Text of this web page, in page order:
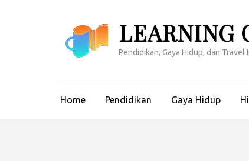
LEARNING
Pendidikan, Gaya Hidup, dan Travel
Home Pendidikan Gaya Hidup